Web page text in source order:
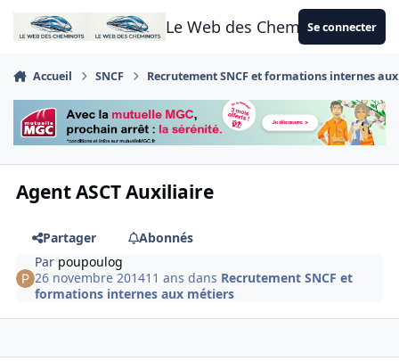
Aller au contenu
Le Web des CheminotsSe connecter
Accueil SNCF Recrutement SNCF et formations internes
Agent ASCT Auxiliaire
Partager
Abonnés
Par poupoulog
26 novembre 201411 ans dans Recrutement SNCF et
formations internes aux métiers